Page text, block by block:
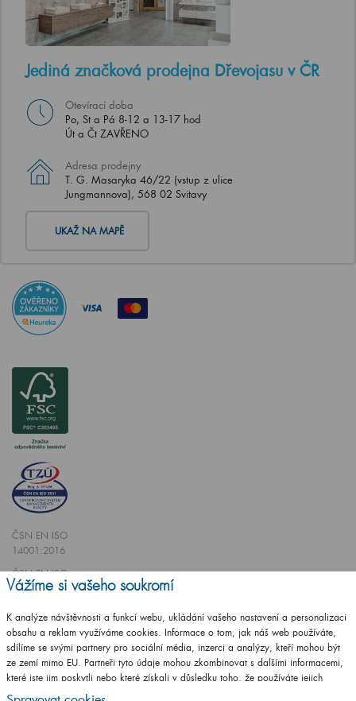
Jediná značková prodejna Dřevojasu v ČR
Otevírací doba
Po, St a Pá 8-12 a 13-17 hod
Út a Čt ZAVŘENO
Adresa prodejny
T. G. Masaryka 46/22 (vstup z ulice
Jungmannova), 568 02 Svitavy
UKAŽ NA MAPĚ
ČSN EN ISO
14001:2016
ČSN EN ISO
9001:2016
Vytvořilo studioCZECHGROUP.cz
Vážíme si vašeho soukromí
K analýze návštěvnosti a funkcí webu, ukládání vašeho nastavení a personalizaci
obsahu a reklam využíváme cookies. Informace o tom, jak náš web používáte,
sdílíme se svými partnery pro sociální média, inzerci a analýzy, kteří mohou být
ze zemí mimo EU. Partneři tyto údaje mohou zkombinovat s dalšími informacemi,
které jste jim poskytli nebo které získali v důsledku toho, že používáte jejich
služby.
Podrobné informace